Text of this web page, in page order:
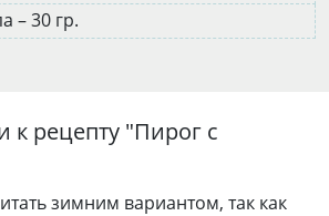
– 30 гр.
к рецепту "Пирог с
зимним вариантом, так как